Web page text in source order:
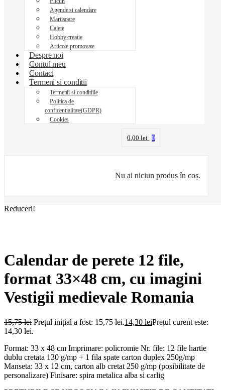
Agende si calendare
Martisoare
Caiete
Hobby creatie
Articole promovate
Despre noi
Contul meu
Contact
Termeni si conditii
Termenii si conditiile
Politica de
confidentialitate(GDPR)
Cookies
0,00lei 0
Nu ai niciun produs în coș.
Reduceri!
Calendar de perete 12 file,
format 33×48 cm, cu imagini
Vestigii medievale Romania
15,75lei Prețul inițial a fost: 15,75 lei.14,30 leiPrețul curent este:
14,30 lei.
Format: 33 x 48 cm Imprimare: policromie Nr. file: 12 file hartie
dublu cretata 130 g/mp + 1 fila spate carton duplex 250g/mp
Manseta: 33 x 12 cm, carton alb cretat 250 g/mp (posibilitate de
personalizare) Finisare: spira metalica alba si carlig